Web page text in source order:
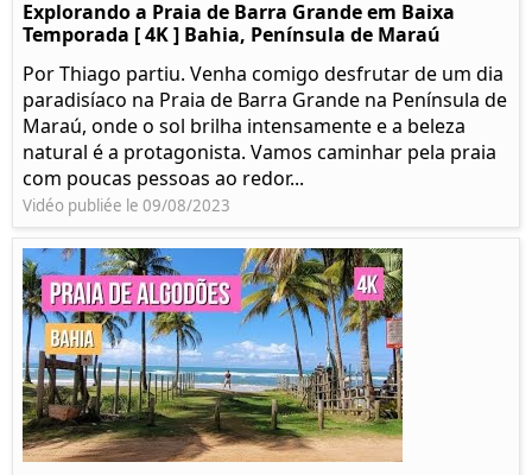
Explorando a Praia de Barra Grande em Baixa
Temporada [ 4K ] Bahia, Península de Maraú
Por Thiago partiu. Venha comigo desfrutar de um dia
paradisíaco na Praia de Barra Grande na Península de
Maraú, onde o sol brilha intensamente e a beleza
natural é a protagonista. Vamos caminhar pela praia
com poucas pessoas ao redor...
Vidéo publiée le 09/08/2023